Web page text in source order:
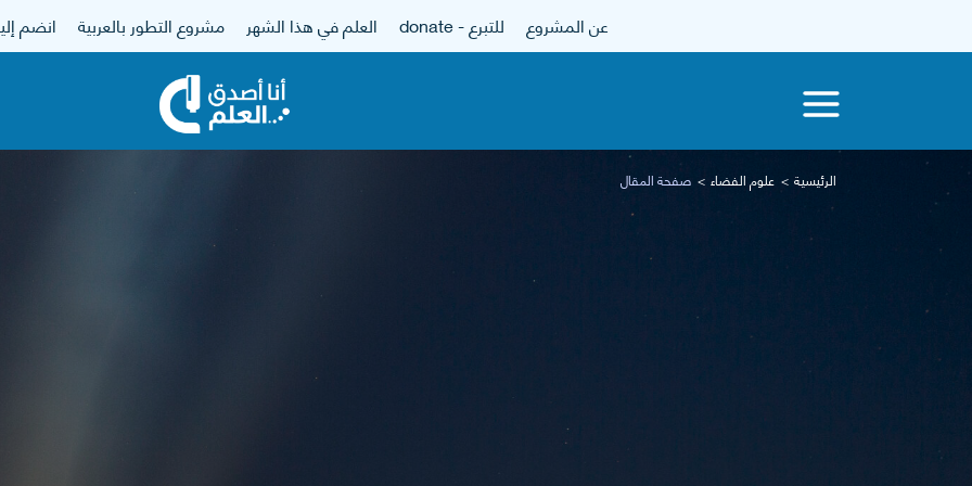
عن المشروع للتبرع - donate العلم في هذا الشهر مشروع التطور بالعربية انضم
الرئيسية علوم الفضاء صفحة المقال